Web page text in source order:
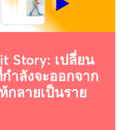
Story: เปลี่ยน
ำลังจะออกจาก
กลายเป็นราย